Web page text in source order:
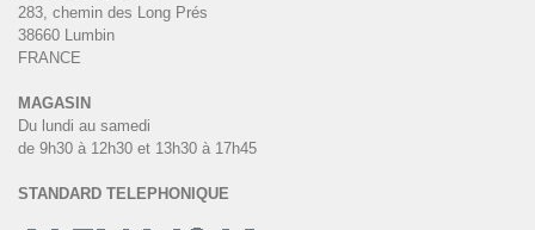
283, chemin des Long Prés
38660 Lumbin
FRANCE
MAGASIN
Du lundi au samedi
de 9h30 à 12h30 et 13h30 à 17h45
STANDARD TELEPHONIQUE